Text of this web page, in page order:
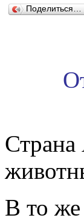
Поделиться…
Страна
В то же